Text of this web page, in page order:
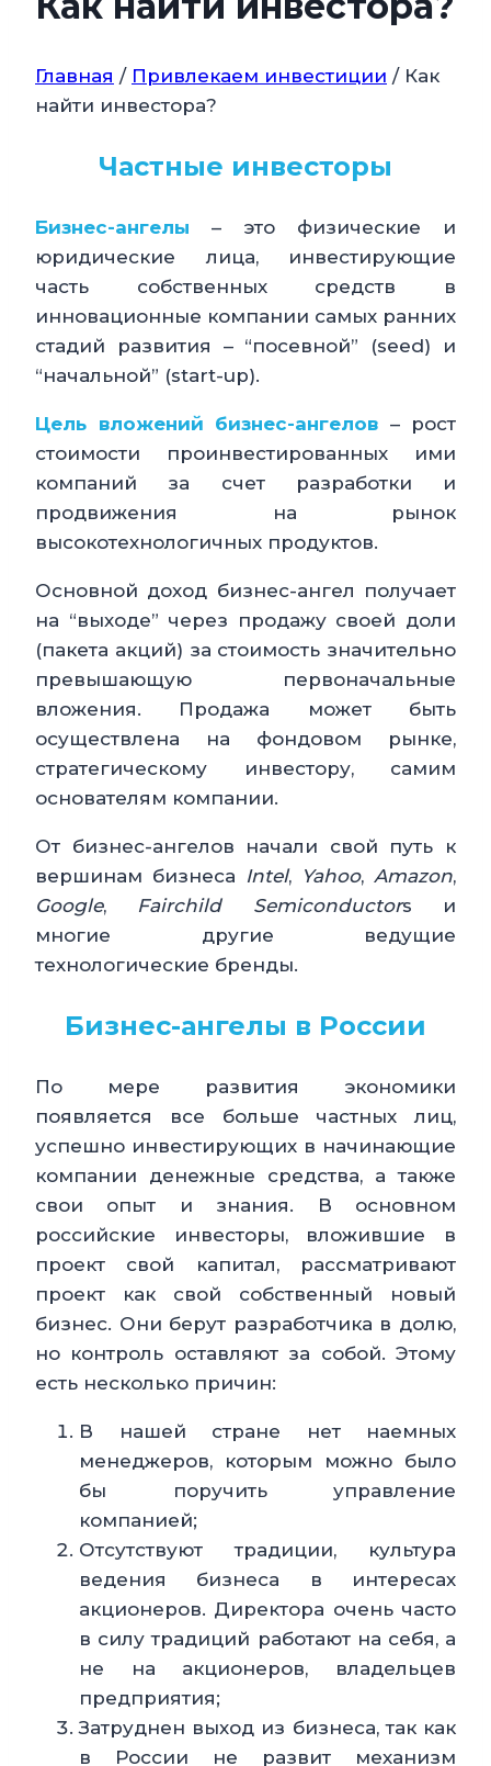
Главная / Привлекаем инвестиции / Как
найти инвестора?
Частные инвесторы
Бизнес-ангелы
– это физические и
юридические лица, инвестирующие
часть собственных средств в
инновационные компании самых ранних
стадий развития – “посевной” (seed) и
“начальной” (start-up).
Цель вложений бизнес-ангелов – рост
стоимости проинвестированных ими
компаний за счет разработки и
продвижения на рынок
высокотехнологичных продуктов.
Основной доход бизнес-ангел получает
на “выходе” через продажу своей доли
(пакета акций) за стоимость значительно
превышающую первоначальные
вложения. Продажа может быть
осуществлена на фондовом рынке,
стратегическому инвестору, самим
основателям компании.
От бизнес-ангелов начали свой путь к
вершинам бизнеса Intel, Yahoo, Amazon,
Google, Fairchild Semiconductors и
многие другие ведущие
технологические бренды.
Бизнес-ангелы в России
По мере развития экономики
появляется все больше частных лиц,
успешно инвестирующих в начинающие
компании денежные средства, а также
свои опыт и знания. В основном
российские инвесторы, вложившие в
проект свой капитал, рассматривают
проект как свой собственный новый
бизнес. Они берут разработчика в долю,
но контроль оставляют за собой. Этому
есть несколько причин:
В нашей стране нет наемных
менеджеров, которым можно было
бы поручить управление
компанией;
Отсутствуют традиции, культура
ведения бизнеса в интересах
акционеров. Директора очень часто
в силу традиций работают на себя, а
не на акционеров, владельцев
предприятия;
Затруднен выход из бизнеса, так как
в России не развит механизм